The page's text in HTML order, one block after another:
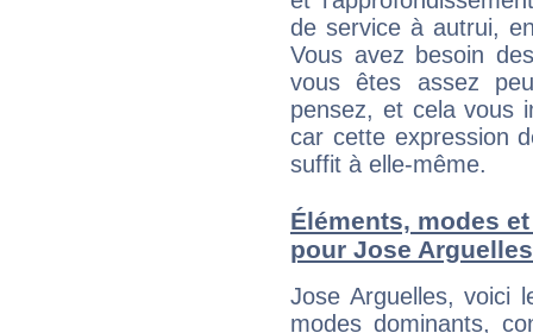
de service à autrui,
Vous avez besoin
vous êtes assez
pensez, et cela vous
car cette expression
suffit à elle-même.
Éléments, modes
pour Jose Arguelles
Jose Arguelles, voici
modes dominants,